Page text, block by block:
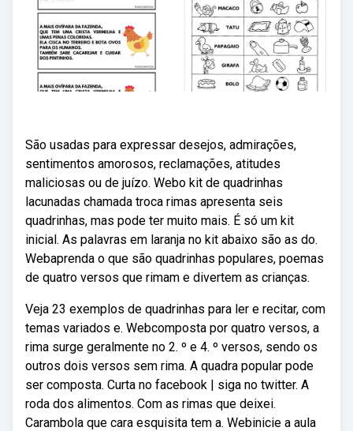
São usadas para expressar desejos, admirações,
sentimentos amorosos, reclamações, atitudes
maliciosas ou de juízo. Webo kit de quadrinhas
lacunadas chamada troca rimas apresenta seis
quadrinhas, mas pode ter muito mais. É só um kit
inicial. As palavras em laranja no kit abaixo são as do.
Webaprenda o que são quadrinhas populares, poemas
de quatro versos que rimam e divertem as crianças.
Veja 23 exemplos de quadrinhas para ler e recitar, com
temas variados e. Webcomposta por quatro versos, a
rima surge geralmente no 2. º e 4. º versos, sendo os
outros dois versos sem rima. A quadra popular pode
ser composta. Curta no facebook | siga no twitter. A
roda dos alimentos. Com as rimas que deixei.
Carambola que cara esquisita tem a. Webinicie a aula